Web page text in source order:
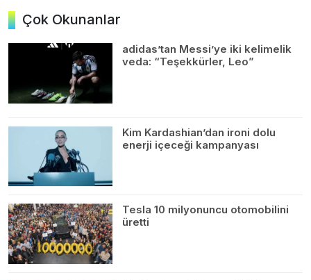
Çok Okunanlar
adidas’tan Messi’ye iki kelimelik
veda: “Teşekkürler, Leo”
Kim Kardashian’dan ironi dolu
enerji içeceği kampanyası
Tesla 10 milyonuncu otomobilini
üretti